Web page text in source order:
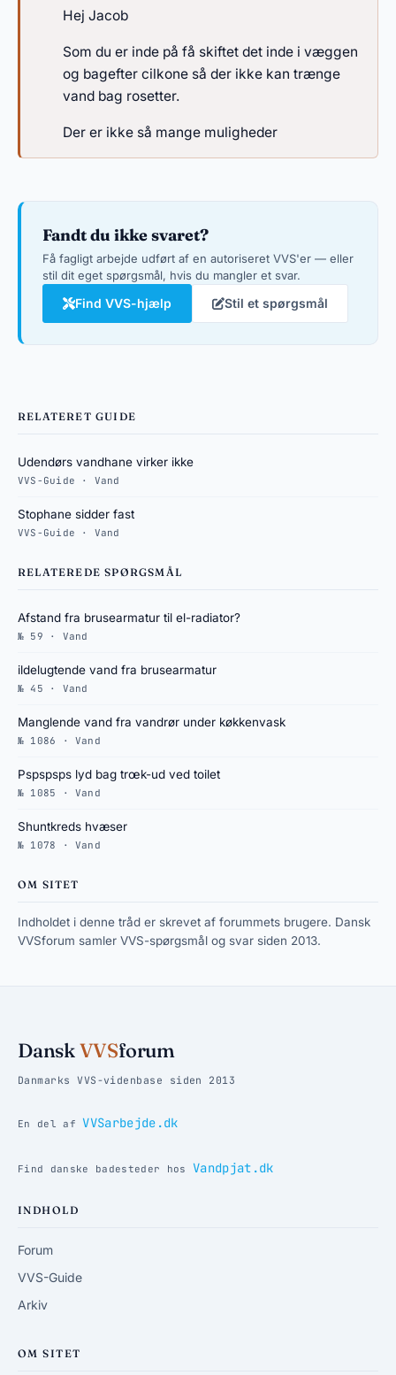
Hej Jacob
Som du er inde på få skiftet det inde i væggen
og bagefter cilkone så der ikke kan trænge
vand bag rosetter.
Der er ikke så mange muligheder
Fandt du ikke svaret?
Få fagligt arbejde udført af en autoriseret VVS'er — eller
stil dit eget spørgsmål, hvis du mangler et svar.
Find VVS-hjælp Stil et spørgsmål
RELATERET GUIDE
Udendørs vandhane virker ikke
VVS-Guide · Vand
Stophane sidder fast
VVS-Guide · Vand
RELATEREDE SPØRGSMÅL
Afstand fra brusearmatur til el-radiator?
№ 59 · Vand
ildelugtende vand fra brusearmatur
№ 45 · Vand
Manglende vand fra vandrør under køkkenvask
№ 1086 · Vand
Pspspsps lyd bag trœk-ud ved toilet
№ 1085 · Vand
Shuntkreds hvæser
№ 1078 · Vand
OM SITET
Indholdet i denne tråd er skrevet af forummets brugere. Dansk
VVSforum samler VVS-spørgsmål og svar siden 2013.
DanskVVSforum
Danmarks VVS-videnbase siden 2013
En del afVVSarbejde.dk
Find danske badesteder hos Vandpjat.dk
INDHOLD
Forum
VVS-Guide
Arkiv
OM SITET